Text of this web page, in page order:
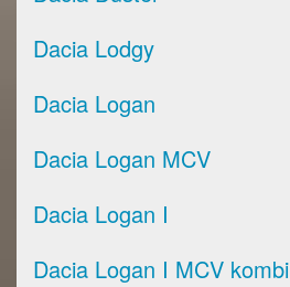
Dacia Lodgy
Dacia Logan
Dacia Logan MCV
Dacia Logan I
Dacia Logan I MCV kombi